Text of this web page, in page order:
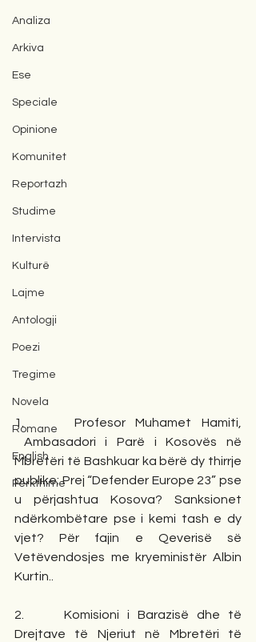
Analiza
Arkiva
Ese
Speciale
Opinione
Komunitet
Reportazh
Studime
Intervista
Kulturë
Lajme
Antologji
Poezi
Tregime
Novela
Romane
English
Përkthime
1.     Profesor Muhamet Hamiti,
Ambasadori i Parë i Kosovës në
Mbretëri të Bashkuar ka bërë dy thirrje
publike: Prej “Defender Europe 23” pse
u përjashtua Kosova? Sanksionet
ndërkombëtare pse i kemi tash e dy
vjet? Për fajin e Qeverisë së
Vetëvendosjes me kryeministër Albin
Kurtin..
2.     Komisioni i Barazisë dhe të
Drejtave të Njeriut në Mbretëri të